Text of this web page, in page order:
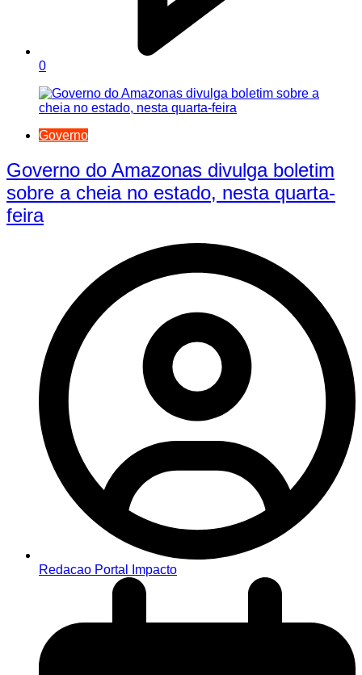
0
Governo
Governo do Amazonas divulga boletim
sobre a cheia no estado, nesta quarta-
feira
Redacao Portal Impacto